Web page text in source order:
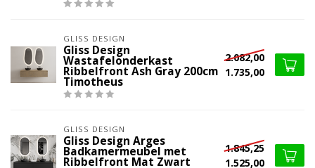
GLISS DESIGN
Gliss Design
Wastafelonderkast
Ribbelfront Ash Gray 200cm
Timotheus
2.082,00
1.735,00
GLISS DESIGN
Gliss Design Arges
Badkamermeubel met
Ribbelfront Mat Zwart
1.845,25
1.525,00